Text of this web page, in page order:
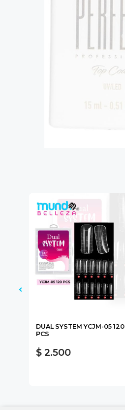
DUAL SYSTEM YCJM-05 120
PCS
$ 2.500